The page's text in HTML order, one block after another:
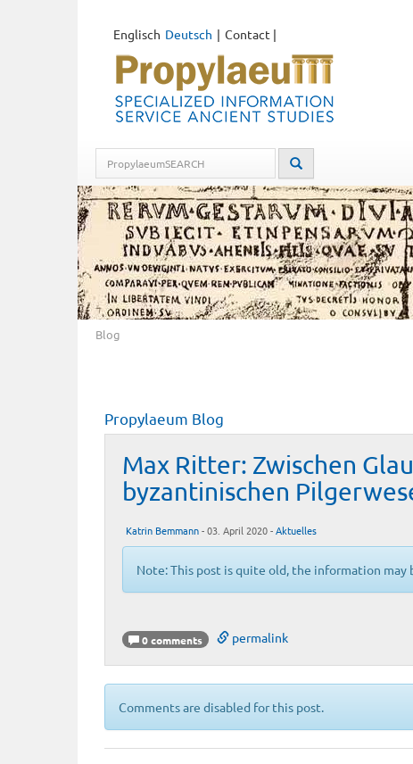
Deutsch
Englisch Contact |
Blog
Propylaeum Blog
Max Ritter: Zwischen
byzantinischen
Katrin Bemmann- 03. April 2020 -Aktuelles
Note: This post is quite old, the information may
0 comments permalink
Comments are disabled for this post.